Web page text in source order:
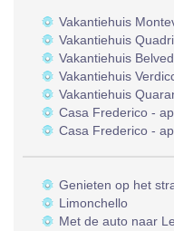
Vakantiehuis
Vakantiehuis
Vakantiehuis
Vakantiehuis
Vakantiehuis
Casa Frederico -
Casa Frederico -
Genieten op het
Limonchello
Met de auto naar